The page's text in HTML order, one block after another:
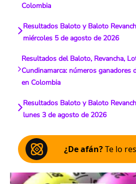
Colombia
Resultados Baloto y Baloto
miércoles 5 de agosto de 2026
Resultados del Baloto, Revancha,
Cundinamarca: números ganadores
en Colombia
Resultados Baloto y Baloto
lunes 3 de agosto de 2026
¿De afán?Te lo